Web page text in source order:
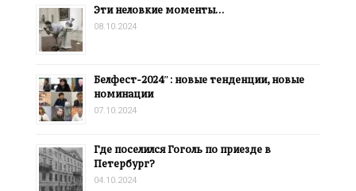
Эти неловкие моменты…
08.10.2024
Белфест-2024″: новые тенденции, новые
номинации
07.10.2024
Где поселился Гоголь по приезде в
Петербург?
04.10.2024